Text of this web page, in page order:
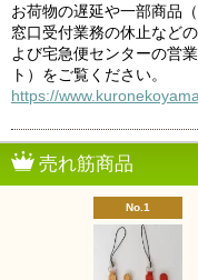
お荷物の遅延や一部商品
窓口受付業務の休止など
よび宅急便センターの営
ト）をご覧ください。
https://
売れ筋商品
No.1